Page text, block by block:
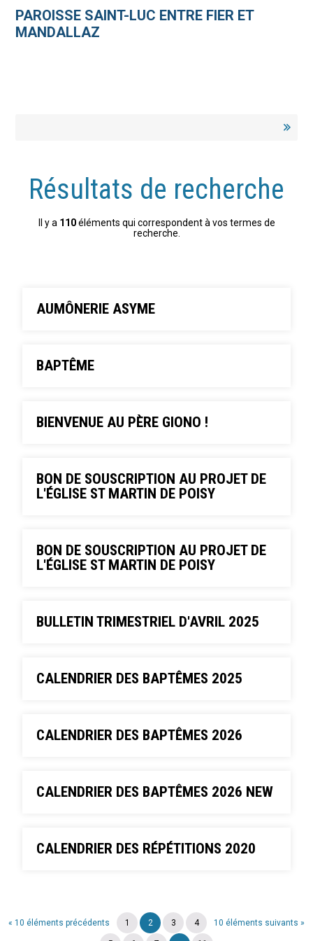
contenu.
personnelsPAROISSE SAINT-LUC ENTRE FIER ET
MANDALLAZ
Résultats de recherche
Il y a 110éléments qui correspondent à vos termes de
recherche.
AUMÔNERIE ASYME
BAPTÊME
BIENVENUE AU PÈRE GIONO !
BON DE SOUSCRIPTION AU PROJET DE
L'ÉGLISE ST MARTIN DE POISY
BON DE SOUSCRIPTION AU PROJET DE
L'ÉGLISE ST MARTIN DE POISY
BULLETIN TRIMESTRIEL D'AVRIL 2025
CALENDRIER DES BAPTÊMES 2025
CALENDRIER DES BAPTÊMES 2026
CALENDRIER DES BAPTÊMES 2026 NEW
CALENDRIER DES RÉPÉTITIONS 2020
« 10 éléments précédents 10 éléments suivants »
1 2 3 4